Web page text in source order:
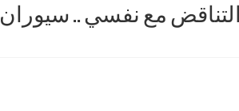
مع نفسي .. سيوران